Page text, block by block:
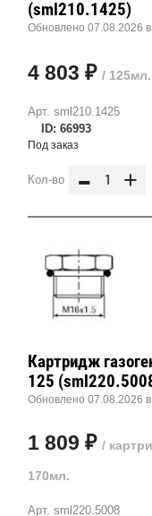
Арт. sml210.1425
ID: 66993
(sml210.1425)
Обновлено 07.08.2026
4 803 ₽ / 125мл.
Под заказ
Кол-во - +
Арт. sml220.5008
Картридж
125
Обновлено 07.08.2026
1 809 ₽ /
170мл.